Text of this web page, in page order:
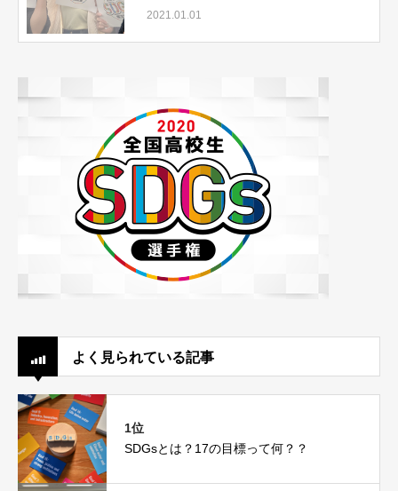
０２０
2021.01.01
よく見られている記事
1位
SDGsとは？17の目標って何？？